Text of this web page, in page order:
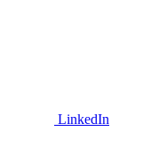
LinkedIn